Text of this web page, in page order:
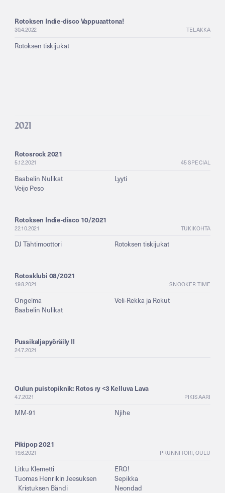
30.4.2022 TELAKKA
Rotoksen Indie-disco Vappuaattona!
Rotoksen tiskijukat
2021
5.12.2021 45 SPECIAL
Rotosrock 2021
Baabelin Nulikat
Veijo Peso
Lyyti
22.10.2021 TUKIKOHTA
Rotoksen Indie-disco 10/2021
DJ Tähtimoottori Rotoksen tiskijukat
19.8.2021 SNOOKER TIME
Rotosklubi 08/2021
Ongelma
Baabelin Nulikat
Veli-Rekka ja Rokut
24.7.2021
Pussikaljapyöräily II
4.7.2021 PIKISAARI
Oulun puistopiknik: Rotos ry <3 Kelluva Lava
MM-91 Njihe
19.6.2021 PRUNNITORI, OULU
Pikipop 2021
Litku Klemetti
Tuomas Henrikin Jeesuksen
Kristuksen Bändi
ERO!
Sepikka
Neondad